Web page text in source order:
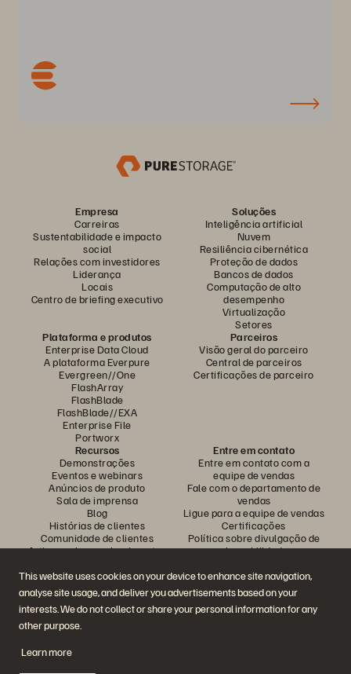
This website uses cookies on your device to enhance site navigation,
analyse site usage, and deliver you advertisements based on your
interests. We do not collect or share your personal information for any
other purpose.
Learn more
Empresa
Carreiras
Sustentabilidade e impacto
social
Relações com investidores
Liderança
Locais
Centro de briefing executivo
Soluções
Inteligência artificial
Nuvem
Resiliência cibernética
Proteção de dados
Bancos de dados
Computação de alto
desempenho
Virtualização
Setores
Plataforma e produtos
Enterprise Data Cloud
A plataforma Everpure
Evergreen//One
FlashArray
FlashBlade
FlashBlade//EXA
Enterprise File
Portworx
Parceiros
Visão geral do parceiro
Central de parceiros
Certificações de parceiro
Recursos
Demonstrações
Eventos e webinars
Anúncios de produto
Sala de imprensa
Blog
Histórias de clientes
Comunidade de clientes
Artigos sobre conhecimentos
Entre em contato
Entre em contato com a
equipe de vendas
Fale com o departamento de
vendas
Ligue para a equipe de vendas
Certificações
Política sobre divulgação de
vulnerabilidades
Participe da conversa
Siga todas as redes sociais da Everpure